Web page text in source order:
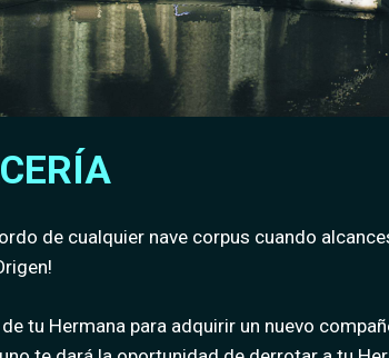
de cualquier nave corpus cuando
tu Hermana para adquirir un nuevo